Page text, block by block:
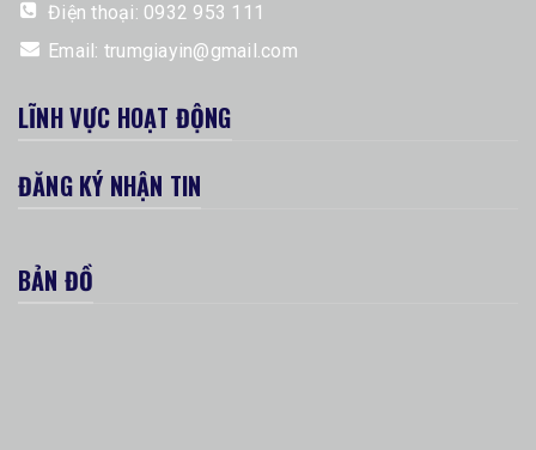
Điện thoại: 0932 953 111
Email: trumgiayin@gmail.com
LĨNH VỰC HOẠT ĐỘNG
ĐĂNG KÝ NHẬN TIN
BẢN ĐỒ